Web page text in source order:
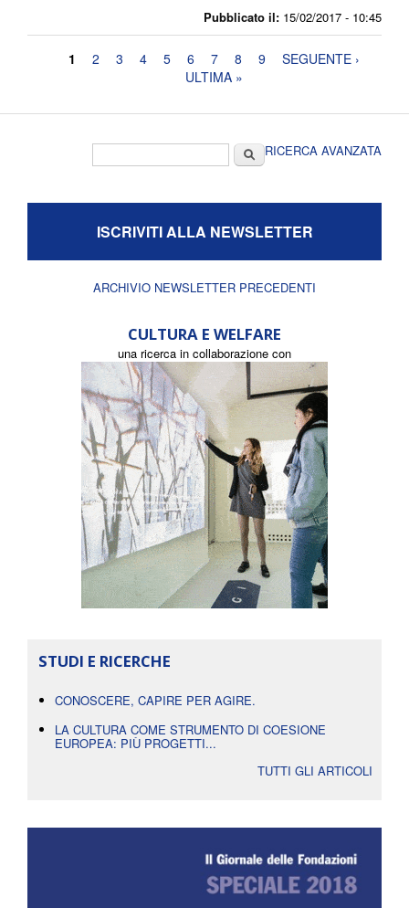
Pubblicato il: 15/02/2017 - 10:45
Pagine
1 2 3 4 5 6 7 8 9
SEGUENTE ›
ULTIMA »
CercaRICERCA AVANZATA
ISCRIVITI ALLA NEWSLETTER
ARCHIVIO NEWSLETTER PRECEDENTI
CULTURA E WELFARE
una ricerca in collaborazione con
STUDI E RICERCHE
CONOSCERE, CAPIRE PER AGIRE.
LA CULTURA COME STRUMENTO DI COESIONE
EUROPEA: PIÙ PROGETTI...
TUTTI GLI ARTICOLI